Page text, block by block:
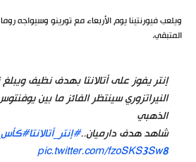
ويلعب فيورنتينا يوم الأربعاء مع تورينو وسيواجه
المتبقي.
إنتر يفوز على أتالانتا بهدف نظيف
النيراتزوري سينتظر الفائز ما بين
الذهبي
شاهد هدف دارميان..#إنتر_أتالانتا
pic.twitter.com/fzoSKS3Sw8